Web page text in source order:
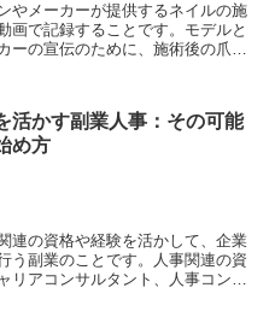
やメーカーが提供するネイルの施
画で記録することです。 モデルと
ーの宣伝のために、施術後の爪を
。また、ネイルサロンに通う時間
るでしょう。ネイルモデルとして
りませんが、爪がきれいに整え
活かす副業人事：その可能
め方
関連の資格や経験を活かして、企業
う副業のことです。人事関連の資
リアコンサルタント
人事コンサ